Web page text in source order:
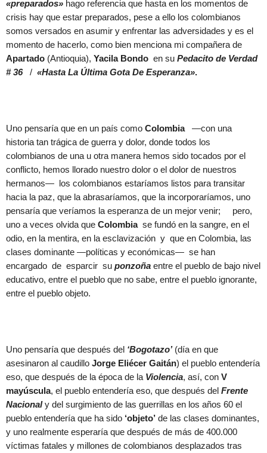
«preparados» hago referencia que hasta en los momentos de
crisis hay que estar preparados, pese a ello los colombianos
somos versados en asumir y enfrentar las adversidades y es el
momento de hacerlo, como bien menciona mi compañera de
Apartado (Antioquia), Yacila Bondo en su Pedacito de Verdad
# 36/ «Hasta La Última Gota De Esperanza».
Uno pensaría que en un país como Colombia—con una
historia tan trágica de guerra y dolor, donde todos los
colombianos de una u otra manera hemos sido tocados por el
conflicto, hemos llorado nuestro dolor o el dolor de nuestros
hermanos— los colombianos estaríamos listos para transitar
hacia la paz, que la abrasaríamos, que la incorporaríamos, uno
pensaría que veríamos la esperanza de un mejor venir; pero,
uno a veces olvida que Colombiase fundó en la sangre, en el
odio, en la mentira, en la esclavización y que en Colombia, las
clases dominante —políticas y económicas— se han
encargado de esparcir su ponzoña entre el pueblo de bajo nivel
educativo, entre el pueblo que no sabe, entre el pueblo ignorante,
entre el pueblo objeto.
Uno pensaría que después del ‘Bogotazo’(día en que
asesinaron al caudillo Jorge Eliécer Gaitán) el pueblo entendería
eso, que después de la época de la Violencia, así, con V
mayúscula, el pueblo entendería eso, que después del Frente
Nacionaly del surgimiento de las guerrillas en los años 60 el
pueblo entendería que ha sido ‘objeto’ de las clases dominantes,
y uno realmente esperaría que después de más de 400.000
víctimas fatales y millones de colombianos desplazados tras